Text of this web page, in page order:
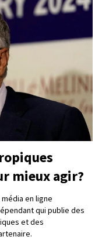
mieux agir?
en ligne
qui publie des
et des